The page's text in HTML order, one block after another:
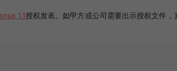
1.1授权发表。如甲方或公司需要出示授权文件，